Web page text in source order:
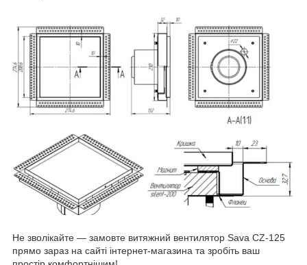
Не зволікайте — замовте витяжний вентилятор Sava CZ-125
прямо зараз на сайті інтернет-магазина та зробіть ваш